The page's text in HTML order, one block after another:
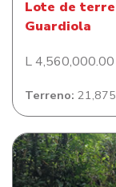
Lote de
Guardiola
L 4,560,000.00
Terreno: